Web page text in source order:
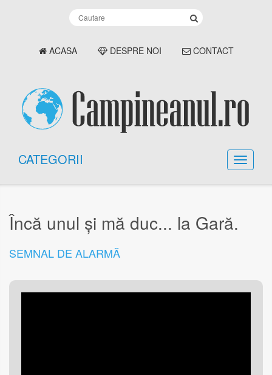
ACASA DESPRE NOI CONTACT
CATEGORII
Încă unul și mă duc... la Gară.
SEMNAL DE ALARMĂ